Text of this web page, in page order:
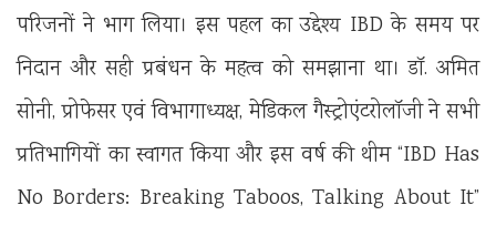
परिजनों ने भाग लिया। इस पहल का उद्देश्य IBD के समय पर
निदान और सही प्रबंधन के महत्व को समझाना था। डॉ. अमित
सोनी, प्रोफेसर एवं विभागाध्यक्ष, मेडिकल गैस्ट्रोएंटरोलॉजी ने सभी
प्रतिभागियों का स्वागत किया और इस वर्ष की थीम “IBD Has
No Borders: Breaking Taboos, Talking About It”